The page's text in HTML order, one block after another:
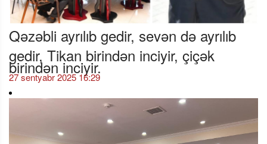
Qəzəbli ayrılıb gedir, sevən də ayrılıb
gedir, Tikan birindən inciyir, çiçək
birindən inciyir.
27 sentyabr 2025 16:29